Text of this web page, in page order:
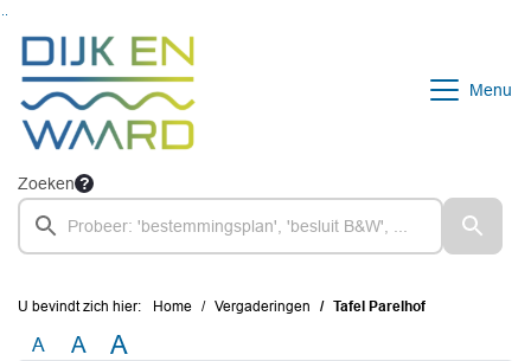
Menu
Zoeken
U bevindt zich hier: Home Vergaderingen Tafel Parelhof
A A A